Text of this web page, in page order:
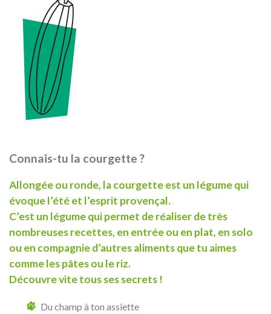
Connais-tu la courgette ?
Allongée ou ronde, la courgette est un légume qui
évoque l’été et l’esprit provençal.
C’est un légume qui permet de réaliser de très
nombreuses recettes, en entrée ou en plat, en solo
ou en compagnie d’autres aliments que tu aimes
comme les pâtes ou le riz.
Découvre vite tous ses secrets !
Du champ à ton assiette